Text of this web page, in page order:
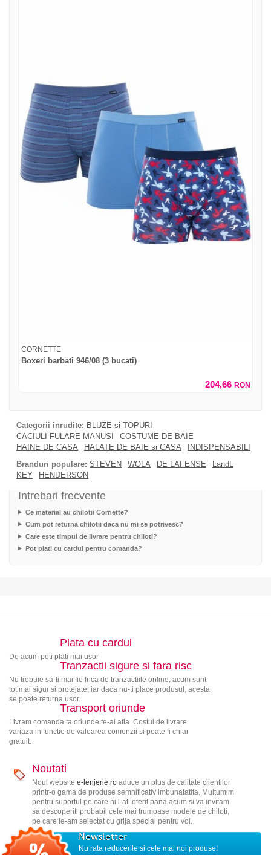
CORNETTE
Boxeri barbati 946/08 (3 bucati)
204,66 RON
Categorii inrudite: BLUZE si TOPURI
CACIULI FULARE MANUSI
COSTUME DE BAIE
HAINE DE CASA
HALATE DE BAIE si CASA
INDISPENSABILI
Branduri populare: STEVEN WOLA DE LAFENSE
LandL
KEY
HENDERSON
Intrebari frecvente
Ce material au chilotii Cornette?
Cum pot returna chilotii daca nu mi se potrivesc?
Care este timpul de livrare pentru chiloti?
Pot plati cu cardul pentru comanda?
Plata cu cardul
De acum poti plati mai usor
Tranzactii sigure si fara risc
Nu trebuie sa-ti mai fie frica de tranzactiile online, acum sunt
tot mai sigur si protejate, iar daca nu-ti place produsul, acesta
se poate returna usor.
Transport oriunde
Livram comanda ta oriunde te-ai afla. Costul de livrare
variaza in functie de valoarea comenzii si poate fi chiar
gratuit.
Noutati
Noul website e-lenjerie.roaduce un plus de calitate clientilor
printr-o gama de produse semnificativ imbunatatita. Multumim
pentru suportul pe care ni l-ati oferit pana acum si va invitam
sa descoperiti probabil cele mai frumoase modele de chiloti,
pe care le-am selectat cu grija special pentru voi.
Newsletter
Nu rata reducerile si cele mai noi produse!